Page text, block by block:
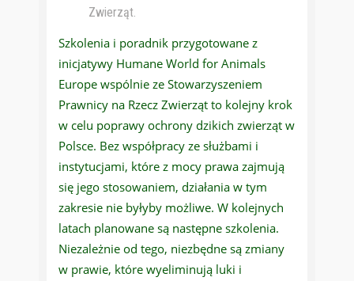
Zwierząt.
Szkolenia i poradnik przygotowane z
inicjatywy Humane World for Animals
Europe wspólnie ze Stowarzyszeniem
Prawnicy na Rzecz Zwierząt to kolejny krok
w celu poprawy ochrony dzikich zwierząt w
Polsce. Bez współpracy ze służbami i
instytucjami, które z mocy prawa zajmują
się jego stosowaniem, działania w tym
zakresie nie byłyby możliwe. W kolejnych
latach planowane są następne szkolenia.
Niezależnie od tego, niezbędne są zmiany
w prawie, które wyeliminują luki i